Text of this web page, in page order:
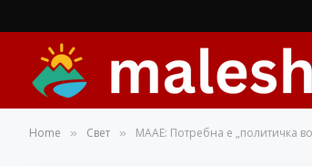
Home » Свет » МААЕ: Потребна е „политичка